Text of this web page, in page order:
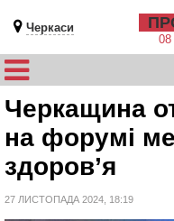
Черкаси
08
Черкащина
на форумі
здоров’я
27 ЛИСТОПАДА 2024, 18:19